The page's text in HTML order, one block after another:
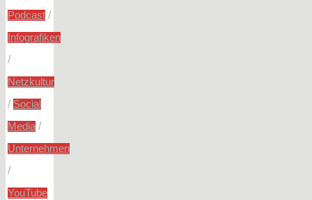
Podcast/
Infografiken
/
Netzkultur
/ Social
Media/
Unternehmen
/
YouTube